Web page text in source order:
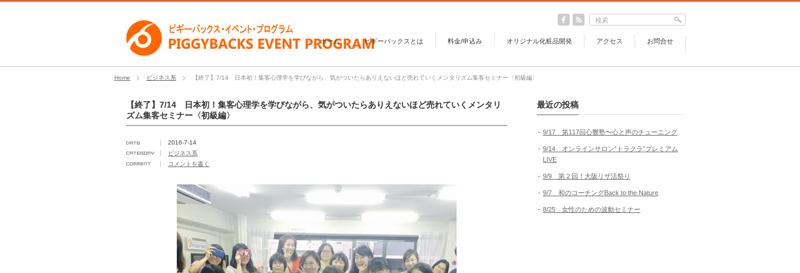
ホーム ピギーバックスとは 料金/申込み オリジナル化粧品開発 アクセス お問合せ
Home ビジネス系 【終了】7/14 日本初！集客心理学を学びながら、気がついたらありえないほど売れていくメンタリズム集客セミナー〈初級編〉
【終了】7/14 日本初！集客心理学を学びながら、気がついたらありえないほど売れていくメンタリ
ズム集客セミナー〈初級編〉
2016-7-14
ビジネス系
コメントを書く
最近の投稿
9/17 第117回心響塾〜心と声のチューニング
9/14 オンラインサロン“トラクラ”プレミアム
LIVE
9/9 第２回！大阪リザ活祭り
9/7 和のコーチングBack to the Nature
8/25 女性のための波動セミナー